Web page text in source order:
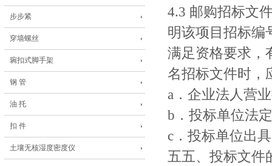
步步紧
穿墙螺丝
琬扣式脚手架
钢 管
油 托
扣 件
土壤无核湿度密度仪
4.3 邮购招标文
明该项目招标编
满足资格要求，
名招标文件时，
a．企业法人营
b．投标单位法
c．投标单位出
五五、投标文件